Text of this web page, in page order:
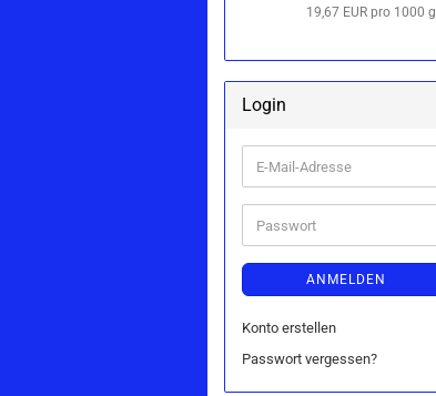
19,67 EUR pro 1000 g
Login
E-
Mail-
Adresse
Passwort
ANMELDEN
Konto erstellen
Passwort vergessen?